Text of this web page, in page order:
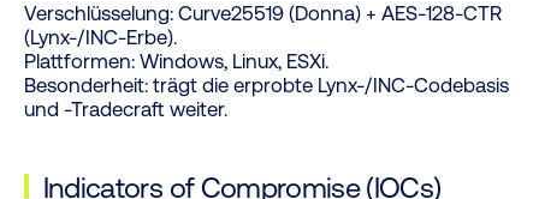
Verschlüsselung:Curve25519 (Donna) + AES-128-CTR
(Lynx-/INC-Erbe).
Plattformen:Windows, Linux, ESXi.
Besonderheit:trägt die erprobte Lynx-/INC-Codebasis
und -Tradecraft weiter.
Indicators of Compromise (IOCs)